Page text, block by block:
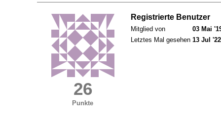
26
Punkte
Registrierte Benutzer
Mitglied von
03 Mai
Letztes Mal gesehen 13 Jul